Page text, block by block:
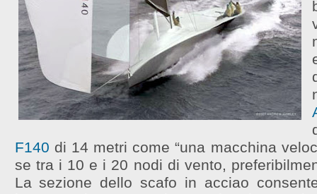
F140 di 14 metri come “una macchina
se tra i 10 e i 20 nodi di vento,
La sezione dello scafo in acciao